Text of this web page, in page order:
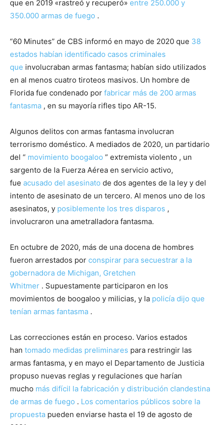
que en 2019 «rastreó y recuperó» entre 250.000 y
350.000 armas de fuego .
“60 Minutes” de CBS informó en mayo de 2020 que 38
estados habían identificado casos criminales
que involucraban armas fantasma; habían sido utilizados
en al menos cuatro tiroteos masivos. Un hombre de
Florida fue condenado por fabricar más de 200 armas
fantasma , en su mayoría rifles tipo AR-15.
Algunos delitos con armas fantasma involucran
terrorismo doméstico. A mediados de 2020, un partidario
del “ movimiento boogaloo ” extremista violento , un
sargento de la Fuerza Aérea en servicio activo,
fue acusado del asesinato de dos agentes de la ley y del
intento de asesinato de un tercero. Al menos uno de los
asesinatos, y posiblemente los tres disparos ,
involucraron una ametralladora fantasma.
En octubre de 2020, más de una docena de hombres
fueron arrestados por conspirar para secuestrar a la
gobernadora de Michigan, Gretchen
Whitmer . Supuestamente participaron en los
movimientos de boogaloo y milicias, y la policía dijo que
tenían armas fantasma .
Las correcciones están en proceso. Varios estados
han tomado medidas preliminares para restringir las
armas fantasma, y ​​en mayo el Departamento de Justicia
propuso nuevas reglas y regulaciones que harían
mucho más difícil la fabricación y distribución clandestina
de armas de fuego . Los comentarios públicos sobre la
propuesta pueden enviarse hasta el 19 de agosto de